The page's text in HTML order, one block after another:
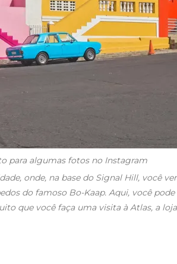
para algumas fotos no Instagram
onde, na base do Signal Hill, você
do famoso Bo-Kaap. Aqui, você
que você faça uma visita à Atlas, a